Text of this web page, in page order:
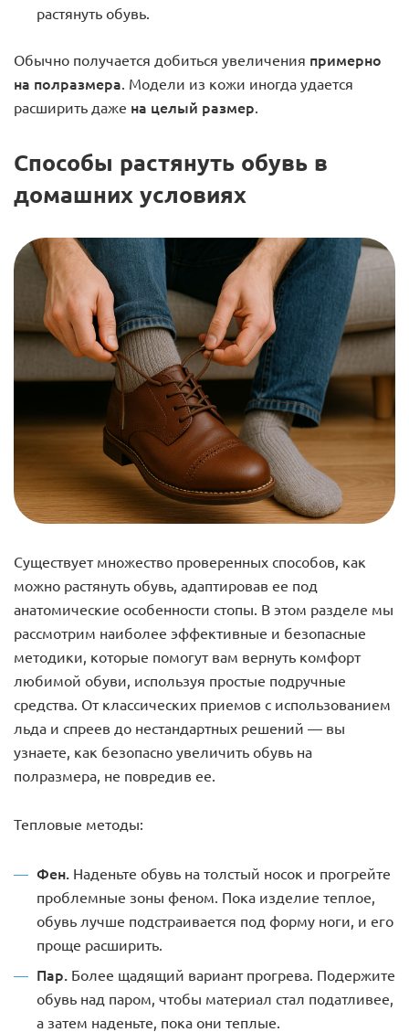
растянуть обувь.
Обычно получается добиться увеличения примерно
на полразмера. Модели из кожи иногда удается
расширить даже на целый размер.
Способы растянуть обувь в
домашних условиях
Существует множество проверенных способов, как
можно растянуть обувь, адаптировав ее под
анатомические особенности стопы. В этом разделе мы
рассмотрим наиболее эффективные и безопасные
методики, которые помогут вам вернуть комфорт
любимой обуви, используя простые подручные
средства. От классических приемов с использованием
льда и спреев до нестандартных решений — вы
узнаете, как безопасно увеличить обувь на
полразмера, не повредив ее.
Тепловые методы:
Фен.Наденьте обувь на толстый носок и прогрейте
проблемные зоны феном. Пока изделие теплое,
обувь лучше подстраивается под форму ноги, и его
проще расширить.
Пар.Более щадящий вариант прогрева. Подержите
обувь над паром, чтобы материал стал податливее,
а затем наденьте, пока они теплые.